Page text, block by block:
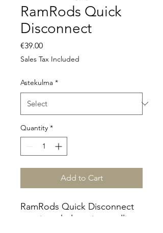
RamRods Quick
Disconnect
€39.00Price
Sales Tax Included
Astekulma *
Quantity *
Add to Cart
RamRods Quick Disconnect
varmistaa helpon ja turvallisen